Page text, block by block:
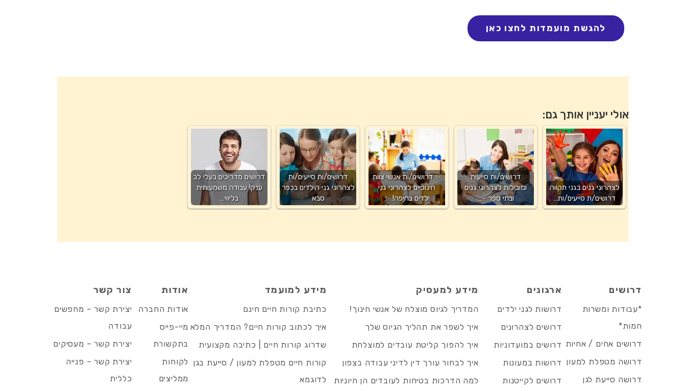
אולי יעניין אותך גם:
דרושים מדריכים בעלי לב
ענק! עבודה משמעותית
בליווי…
דרושים/ות סייעים/ות
לצהרוני גני הילדים בכפר
סבא
✨ דרושים/ות אנשי צוות
חינוכיים לצהרוני גני
ילדים בחיפה! ✨
דרושים/ות סייעות
ומובילות לצהרוני גנים
ובתי ספר -…
לצהרוני גנים בגני תקווה
דרושים/ת סייעים/ות…
דרושים
*עבודות ומשרות
חמות*
דרושים אחים / אחיות
דרושה מטפלת למעון
דרושה סייעת לגן
ארגונים
דרושות לגני ילדים
דרושים לצהרונים
דרושים במועדוניות
דרושות במעונות
דרושים לקייטנות
מידע למעסיק
המדריך לגיוס מוצלח של אנשי חינוך!
איך לשפר את תהליך הגיוס שלך
איך להפוך קליטת עובדים למוצלחת
איך לבחור עורך דין לדיני עבודה בצפון
למה הדרכות בטיחות לעובדים הן חיוניות
מידע למועמד
כתיבת קורות חיים חינם
איך לכתוב קורות חיים? המדריך המלא
שדרוג קורות חיים | כתיבה מקצועית
קורות חיים מטפלת למעון / סייעת בגן
לדוגמא
אודות
אודות החברה
מיי-פייס
בתקשורת
לקוחות
ממליצים
צור קשר
יצירת קשר – מחפשים
עבודה
יצירת קשר – מעסיקים
יצירת קשר – פנייה
כללית